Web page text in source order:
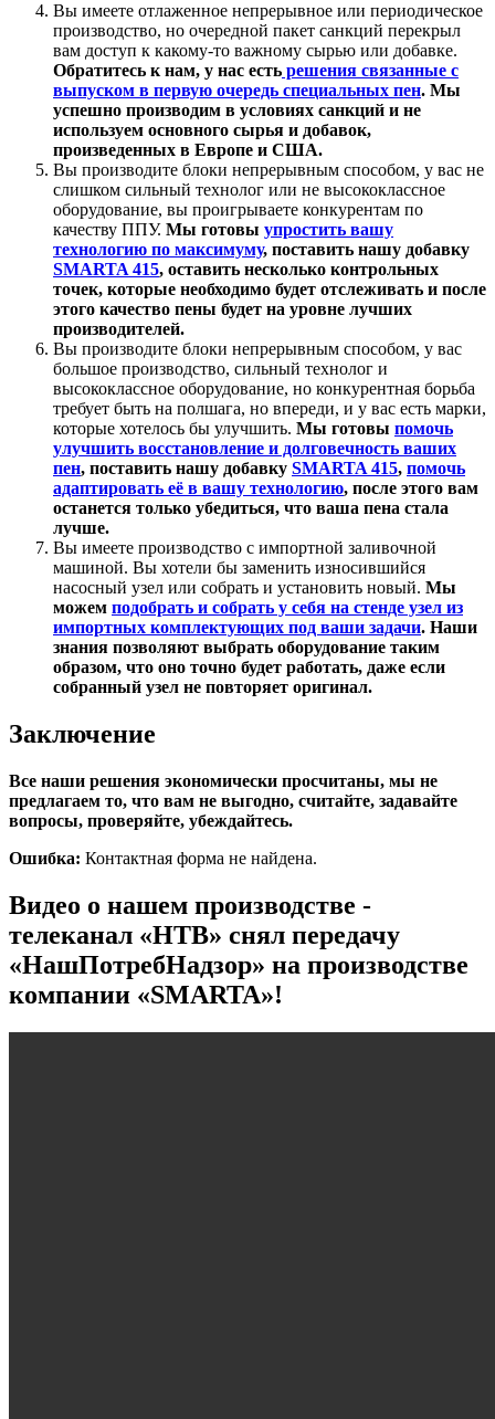
Вы имеете отлаженное непрерывное или периодическое
производство, но очередной пакет санкций перекрыл
вам доступ к какому-то важному сырью или добавке.
Обратитесь к нам, у нас есть решения связанные с
выпуском в первую очередь специальных пен. Мы
успешно производим в условиях санкций и не
используем основного сырья и добавок,
произведенных в Европе и США.
Вы производите блоки непрерывным способом, у вас не
слишком сильный технолог или не высококлассное
оборудование, вы проигрываете конкурентам по
качеству ППУ. Мы готовы упростить вашу
технологию по максимуму, поставить нашу добавку
SMARTA 415, оставить несколько контрольных
точек, которые необходимо будет отслеживать и после
этого качество пены будет на уровне лучших
производителей.
Вы производите блоки непрерывным способом, у вас
большое производство, сильный технолог и
высококлассное оборудование, но конкурентная борьба
требует быть на полшага, но впереди, и у вас есть марки,
которые хотелось бы улучшить. Мы готовы помочь
улучшить восстановление и долговечность ваших
пен, поставить нашу добавку SMARTA 415, помочь
адаптировать её в вашу технологию, после этого вам
останется только убедиться, что ваша пена стала
лучше.
Вы имеете производство с импортной заливочной
машиной. Вы хотели бы заменить износившийся
насосный узел или собрать и установить новый. Мы
можем подобрать и собрать у себя на стенде узел из
импортных комплектующих под ваши задачи. Наши
знания позволяют выбрать оборудование таким
образом, что оно точно будет работать, даже если
собранный узел не повторяет оригинал.
Заключение
Все наши решения экономически просчитаны, мы не
предлагаем то, что вам не выгодно, считайте, задавайте
вопросы, проверяйте, убеждайтесь.
Ошибка: Контактная форма не найдена.
Видео о нашем производстве -
телеканал «НТВ» снял передачу
«НашПотребНадзор» на производстве
компании «SMARTA»!